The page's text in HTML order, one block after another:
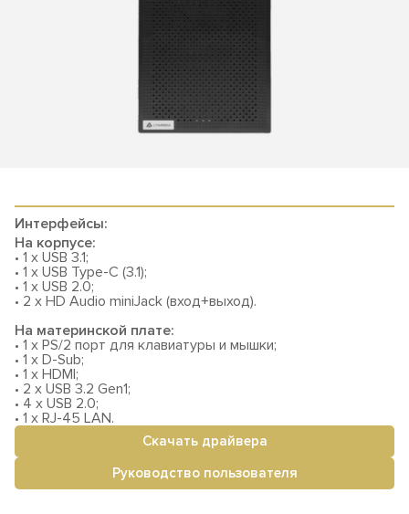
Интерфейсы:
На корпусе:
• 1 x USB 3.1;
• 1 x USB Type-C (3.1);
• 1 x USB 2.0;
• 2 x HD Audio miniJack (вход+выход).
На материнской плате:
• 1 x PS/2 порт для клавиатуры и мышки;
• 1 x D-Sub;
• 1 x HDMI;
• 2 x USB 3.2 Gen1;
• 4 x USB 2.0;
• 1 x RJ-45 LAN.
Скачать драйвера
Руководство пользователя